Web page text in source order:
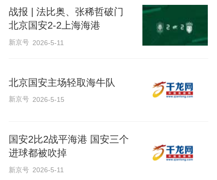
战报 | 法比奥、张稀哲破门
北京国安2-2上海海港
新京号 2026-5-11
北京国安主场轻取海牛队
新京号 2026-5-15
国安2比2战平海港 国安三个
进球都被吹掉
新京号 2026-5-11